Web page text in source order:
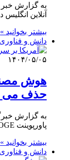
به گزارش خبر
آنلاین
بیشتر بخوانید »
دانش و
۱۴۰۴/۰۵/۰۵
هوش
حذف می
به گزارش
پاورپوینت DOGE اشاره شده هوش مصنوعی این سازمان…
بیشتر بخوانید »
دانش و